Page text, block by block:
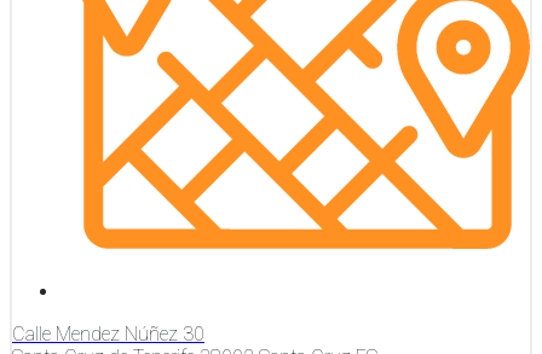
Calle Mendez Núñez 30